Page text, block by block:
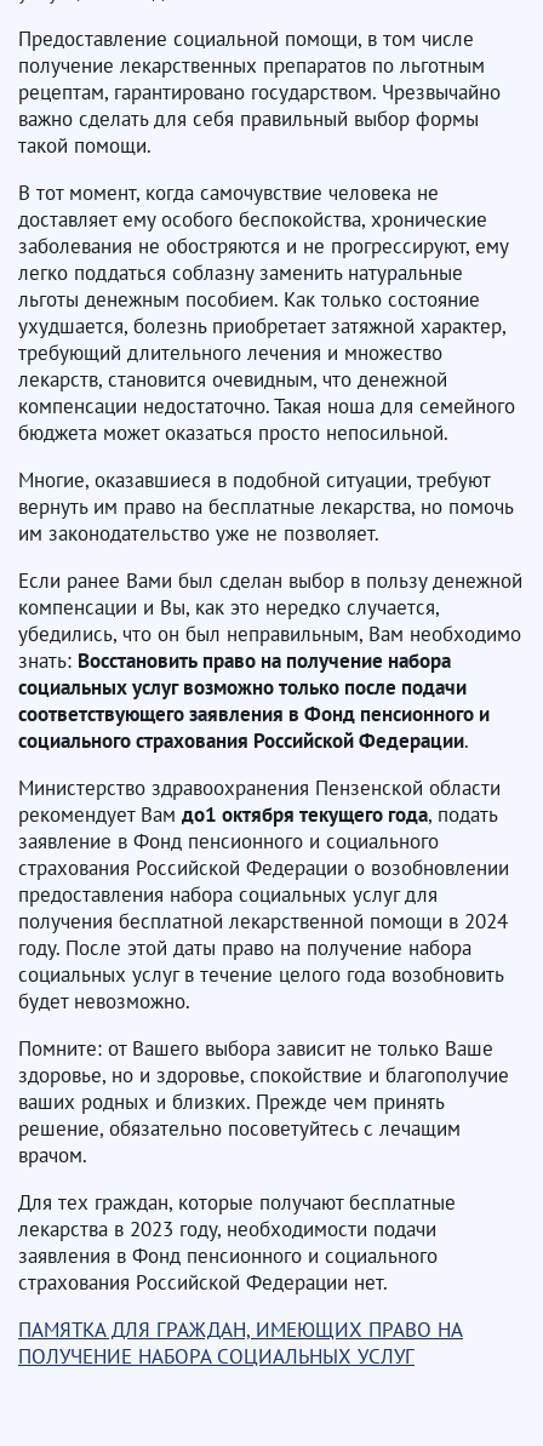
Предоставление социальной помощи, в том числе
получение лекарственных препаратов по льготным
рецептам, гарантировано государством. Чрезвычайно
важно сделать для себя правильный выбор формы
такой помощи.
В тот момент, когда самочувствие человека не
доставляет ему особого беспокойства, хронические
заболевания не обостряются и не прогрессируют, ему
легко поддаться соблазну заменить натуральные
льготы денежным пособием. Как только состояние
ухудшается, болезнь приобретает затяжной характер,
требующий длительного лечения и множество
лекарств, становится очевидным, что денежной
компенсации недостаточно. Такая ноша для семейного
бюджета может оказаться просто непосильной.
Многие, оказавшиеся в подобной ситуации, требуют
вернуть им право на бесплатные лекарства, но помочь
им законодательство уже не позволяет.
Если ранее Вами был сделан выбор в пользу денежной
компенсации и Вы, как это нередко случается,
убедились, что он был неправильным, Вам необходимо
знать: Восстановить право на получение набора
социальных услуг возможно только после подачи
соответствующего заявления в Фонд пенсионного и
социального страхования Российской Федерации.
Министерство здравоохранения Пензенской области
рекомендует Вам до1 октября текущего года, подать
заявление в Фонд пенсионного и социального
страхования Российской Федерации о возобновлении
предоставления набора социальных услуг для
получения бесплатной лекарственной помощи в 2024
году. После этой даты право на получение набора
социальных услуг в течение целого года возобновить
будет невозможно.
Помните: от Вашего выбора зависит не только Ваше
здоровье, но и здоровье, спокойствие и благополучие
ваших родных и близких. Прежде чем принять
решение, обязательно посоветуйтесь с лечащим
врачом.
Для тех граждан, которые получают бесплатные
лекарства в 2023 году, необходимости подачи
заявления в Фонд пенсионного и социального
страхования Российской Федерации нет.
ПАМЯТКА ДЛЯ ГРАЖДАН, ИМЕЮЩИХ ПРАВО НА
ПОЛУЧЕНИЕ НАБОРА СОЦИАЛЬНЫХ УСЛУГ